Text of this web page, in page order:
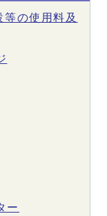
等の使用料及
ー